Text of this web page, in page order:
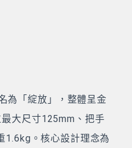
為「綻放」，整體呈金
大尺寸125mm、把手
1.6kg。核心設計理念為